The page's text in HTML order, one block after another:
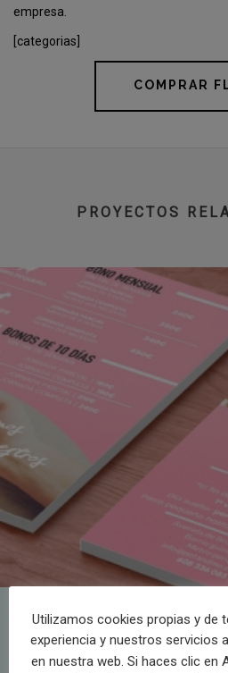
empresa.
[categorias]
COMPRAR
PROYECTOS
Utilizamos cookies propias y de
experiencia y nuestros servicios
en nuestra web. Si haces clic en